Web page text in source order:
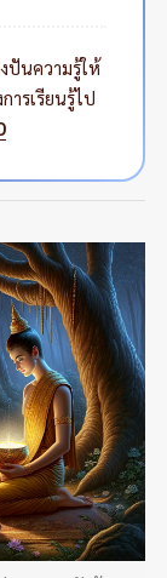
ปันความรู้ให้
รเรียนรู้ไป